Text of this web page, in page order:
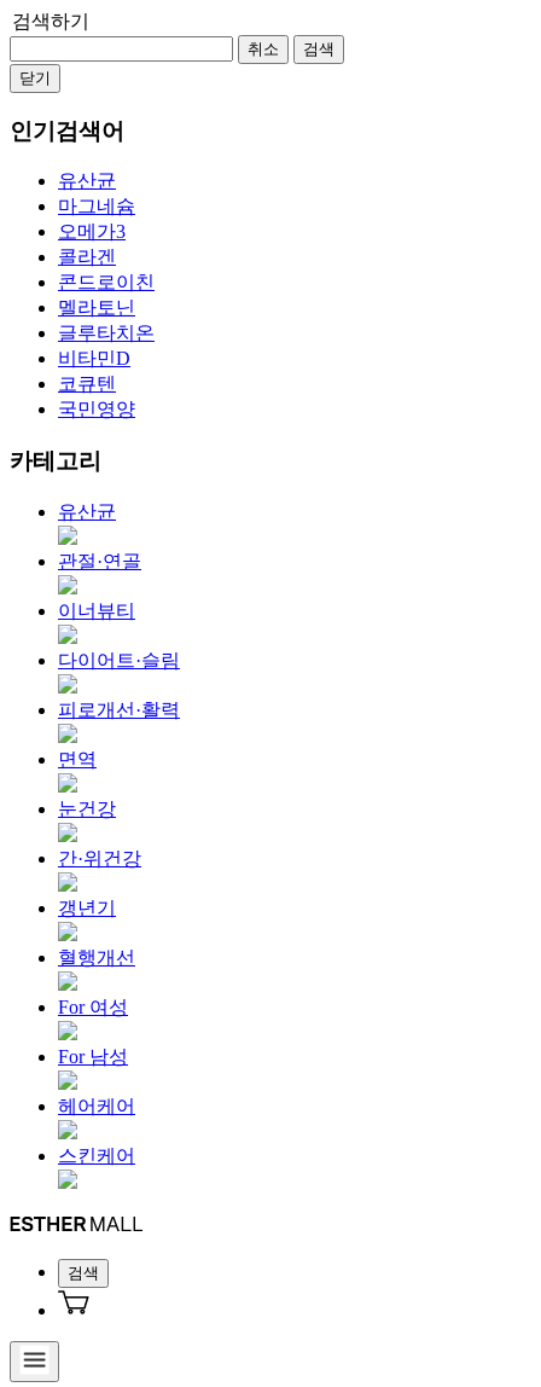
검색하기
취소
검색
닫기
인기검색어
유산균
마그네슘
오메가3
콜라겐
콘드로이친
멜라토닌
글루타치온
비타민D
코큐텐
국민영양
카테고리
유산균
관절·연골
이너뷰티
다이어트·슬림
피로개선·활력
면역
눈건강
간·위건강
갱년기
혈행개선
For 여성
For 남성
헤어케어
스킨케어
검색